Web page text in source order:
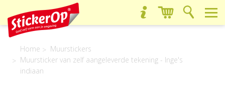
Home
Muurstickers
Muursticker van zelf aangeleverde tekening - Inge's
indiaan